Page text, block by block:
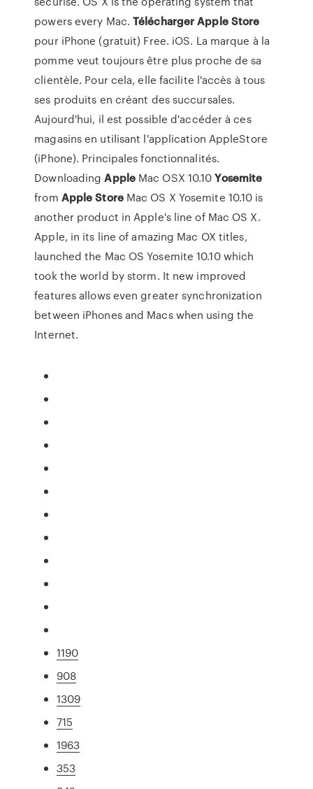
powers every Mac.Télécharger Apple Store
pour iPhone (gratuit) Free. iOS. La marque à la
pomme veut toujours être plus proche de sa
clientèle. Pour cela, elle facilite l'accès à tous
ses produits en créant des succursales.
Aujourd'hui, il est possible d'accéder à ces
magasins en utilisant l'application AppleStore
(iPhone). Principales fonctionnalités.
DownloadingAppleMac OSX 10.10Yosemite
from Apple StoreMac OS X Yosemite 10.10 is
another product in Apple's line of Mac OS X.
Apple, in its line of amazing Mac OX titles,
launched the Mac OS Yosemite 10.10 which
took the world by storm. It new improved
features allows even greater synchronization
between iPhones and Macs when using the
Internet.
1190
908
1309
715
1963
353